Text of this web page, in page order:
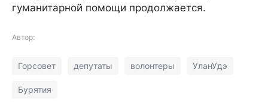
гуманитарной помощи продолжается.
Автор:
Горсовет депутаты волонтеры УланУдэ
Бурятия